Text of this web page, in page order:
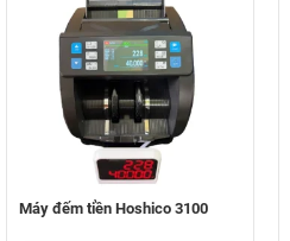
Máy đếm tiền Hoshico 3100